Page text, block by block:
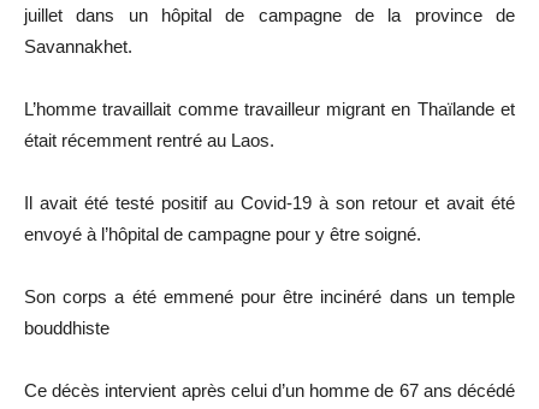
juillet dans un hôpital de campagne de la province de
Savannakhet.
L’homme travaillait comme travailleur migrant en Thaïlande et
était récemment rentré au Laos.
Il avait été testé positif au Covid-19 à son retour et avait été
envoyé à l’hôpital de campagne pour y être soigné.
Son corps a été emmené pour être incinéré dans un temple
bouddhiste
Ce décès intervient après celui d’un homme de 67 ans décédé